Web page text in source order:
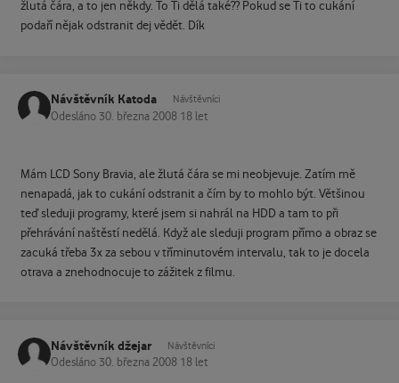
žlutá čára, a to jen někdy. To Ti dělá také?? Pokud se Ti to cukání
podaří nějak odstranit dej vědět. Dík
Návštěvník Katoda Návštěvníci
Odesláno 30. března 2008 18 let
Mám LCD Sony Bravia, ale žlutá čára se mi neobjevuje. Zatím mě
nenapadá, jak to cukání odstranit a čím by to mohlo být. Většinou
teď sleduji programy, které jsem si nahrál na HDD a tam to při
přehrávání naštěstí nedělá. Když ale sleduji program přímo a obraz se
zacuká třeba 3x za sebou v tříminutovém intervalu, tak to je docela
otrava a znehodnocuje to zážitek z filmu.
Návštěvník džejar Návštěvníci
Odesláno 30. března 2008 18 let